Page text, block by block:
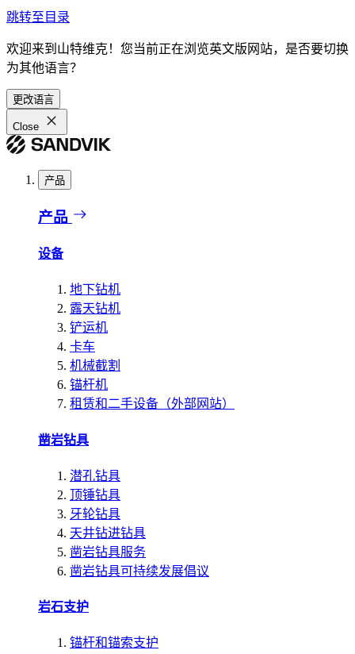
跳转至目录
欢迎来到山特维克！您当前正在浏览英文版网站，是否要切换
为其他语言？
更改语言
Close
产品
产品
设备
地下钻机
露天钻机
铲运机
卡车
机械截割
锚杆机
租赁和二手设备（外部网站）
凿岩钻具
潜孔钻具
顶锤钻具
牙轮钻具
天井钻进钻具
凿岩钻具服务
凿岩钻具可持续发展倡议
岩石支护
锚杆和锚索支护